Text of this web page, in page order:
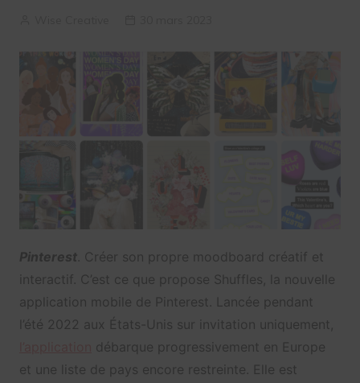
Pinterest. Créer son propre moodboard créatif et
interactif. C’est ce que propose Shuffles, la nouvelle
application mobile de Pinterest. Lancée pendant
l’été 2022 aux États-Unis sur invitation uniquement,
débarque progressivement en Europe
et une liste de pays encore restreinte. Elle est